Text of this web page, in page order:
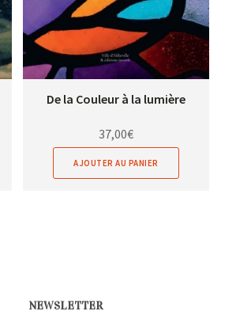
De la Couleur à la lumière
37,00€
AJOUTER AU PANIER
NEWSLETTER